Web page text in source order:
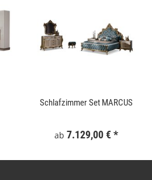
Schlafzimmer Set MARCUS
ab 7.129,00 €*